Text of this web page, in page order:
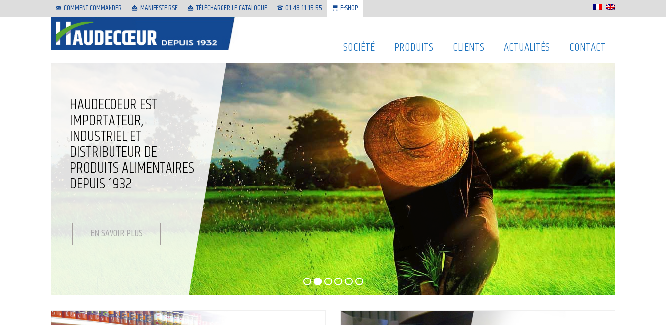
COMMENT COMMANDER MANIFESTE RSE TÉLÉCHARGER LE CATALOGUE 01 48 11 15 55 E-SHOP
SOCIÉTÉ PRODUITS CLIENTS ACTUALITÉS CONTACT
HAUDECOEUR EST
IMPORTATEUR,
INDUSTRIEL ET
DISTRIBUTEUR DE
PRODUITS ALIMENTAIRES
DEPUIS 1932
EN SAVOIR PLUS